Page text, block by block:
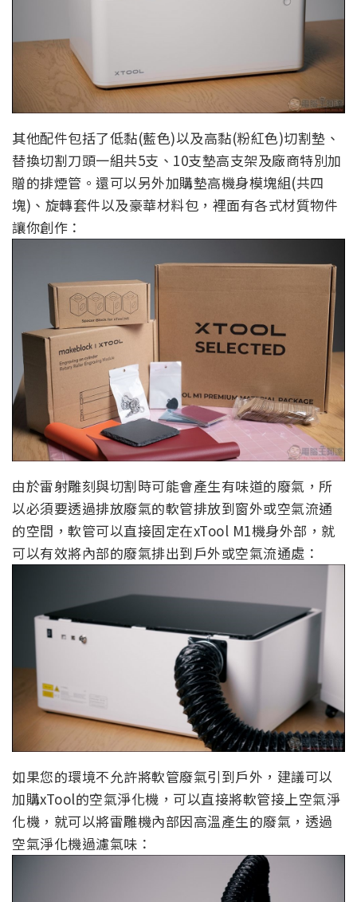
其他配件包括了低黏(藍色)以及高黏(粉紅色)切割墊、
替換切割刀頭一組共5支、10支墊高支架及廠商特別加
贈的排煙管。還可以另外加購墊高機身模塊組(共四
塊)、旋轉套件以及豪華材料包，裡面有各式材質物件
讓你創作：
由於雷射雕刻與切割時可能會產生有味道的廢氣，所
以必須要透過排放廢氣的軟管排放到窗外或空氣流通
的空間，軟管可以直接固定在xTool M1機身外部，就
可以有效將內部的廢氣排出到戶外或空氣流通處：
如果您的環境不允許將軟管廢氣引到戶外，建議可以
加購xTool的空氣淨化機，可以直接將軟管接上空氣淨
化機，就可以將雷雕機內部因高溫產生的廢氣，透過
空氣淨化機過濾氣味：